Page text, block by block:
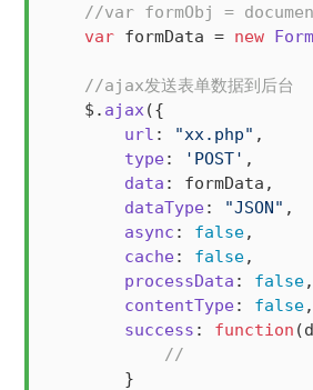
//var formObj =
var formData = new
//ajax发送表单数据到后台
    $.
ajax ({
url : "xx.php" ,
type: 'POST' ,
data : formData,
dataType: "JSON" ,
async : false,
cache: false
processData : false
contentType: false
success : function (
//
        }